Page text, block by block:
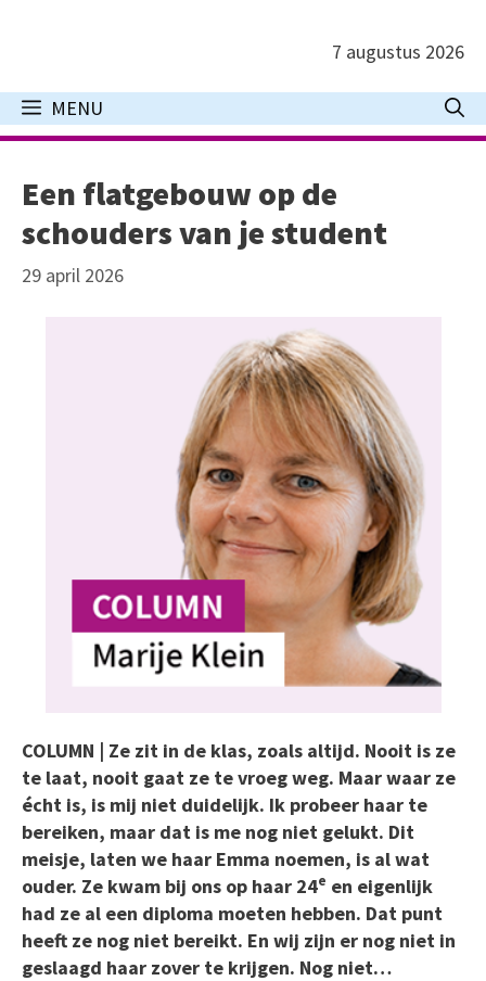
inhoud
7 augustus 2026
MENU
Een flatgebouw op de
schouders van je student
29 april 2026
COLUMN | Ze zit in de klas, zoals altijd. Nooit is ze
te laat, nooit gaat ze te vroeg weg. Maar waar ze
écht is, is mij niet duidelijk. Ik probeer haar te
bereiken, maar dat is me nog niet gelukt. Dit
meisje, laten we haar Emma noemen, is al wat
ouder. Ze kwam bij ons op haar 24e en eigenlijk
had ze al een diploma moeten hebben. Dat punt
heeft ze nog niet bereikt. En wij zijn er nog niet in
geslaagd haar zover te krijgen. Nog niet…